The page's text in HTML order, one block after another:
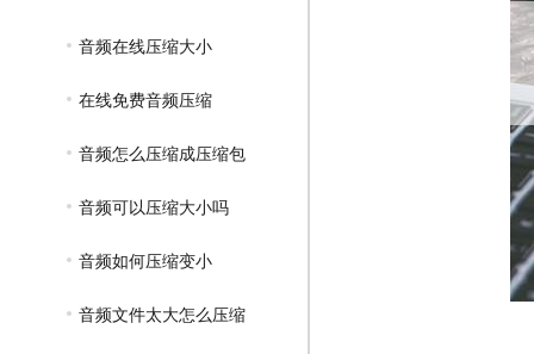
音频在线压缩大小
在线免费音频压缩
音频怎么压缩成压缩包
音频可以压缩大小吗
音频如何压缩变小
音频文件太大怎么压缩